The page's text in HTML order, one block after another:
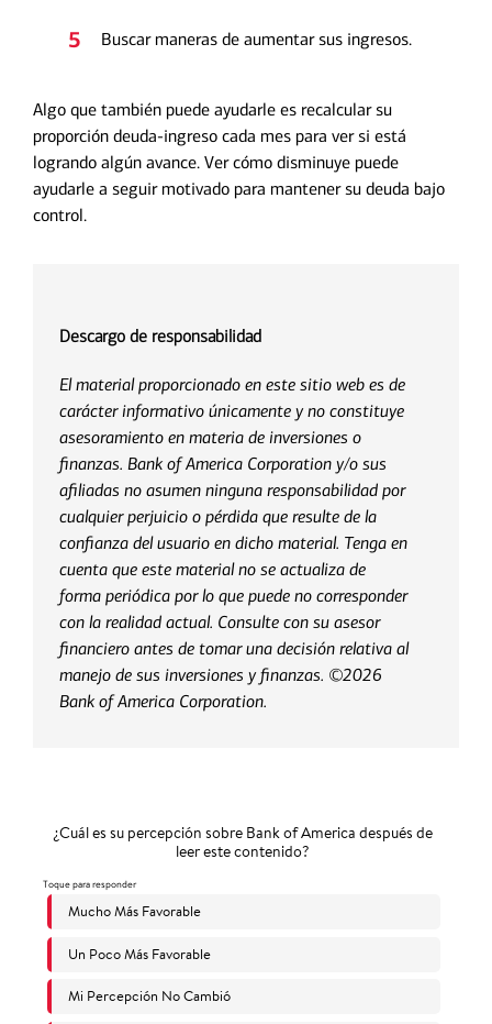
5 Buscar maneras de aumentar sus ingresos.
Algo que también puede ayudarle es recalcular su
proporción deuda-ingreso cada mes para ver si está
logrando algún avance. Ver cómo disminuye puede
ayudarle a seguir motivado para mantener su deuda bajo
control.
Descargo de responsabilidad
El material proporcionado en este sitio web es de
carácter informativo únicamente y no constituye
asesoramiento en materia de inversiones o
finanzas. Bank of America Corporation y/o sus
afiliadas no asumen ninguna responsabilidad por
cualquier perjuicio o pérdida que resulte de la
confianza del usuario en dicho material. Tenga en
cuenta que este material no se actualiza de
forma periódica por lo que puede no corresponder
con la realidad actual. Consulte con su asesor
financiero antes de tomar una decisión relativa al
manejo de sus inversiones y finanzas. ©2026
Bank of America Corporation.